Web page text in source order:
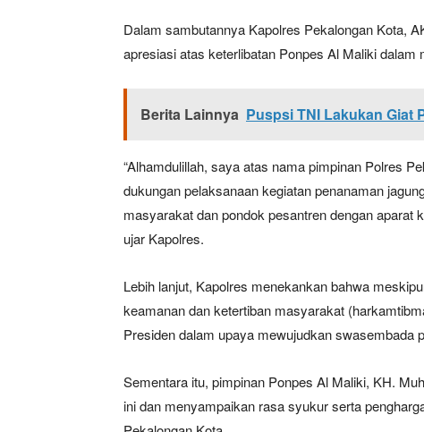
Dalam sambutannya Kapolres Pekalongan Kota,
apresiasi atas keterlibatan Ponpes Al Maliki dalam
Berita Lainnya Puspsi TNI Lakukan Giat
“Alhamdulillah, saya atas nama pimpinan Polres
dukungan pelaksanaan kegiatan penanaman
masyarakat dan pondok pesantren dengan aparat
ujar Kapolres.
Lebih lanjut, Kapolres menekankan bahwa
keamanan dan ketertiban masyarakat
Presiden dalam upaya mewujudkan swasembada
Sementara itu, pimpinan Ponpes Al Maliki, KH.
ini dan menyampaikan rasa syukur serta